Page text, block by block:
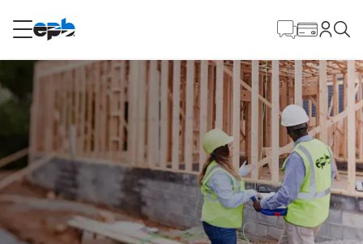
RESIDENCIAL NEGOCIO
Internet
Energía
Televisión
principal